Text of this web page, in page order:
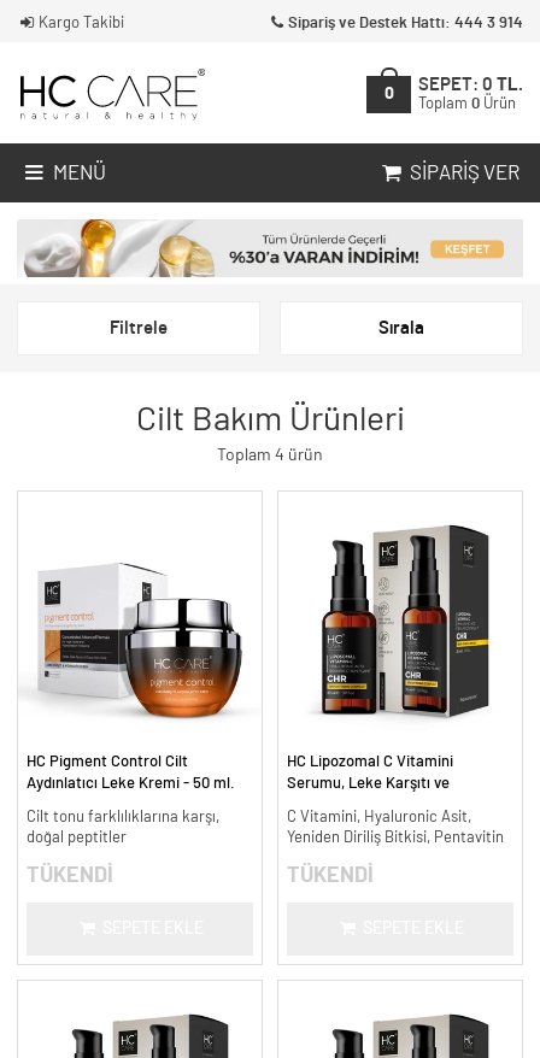
Kargo Takibi Sipariş ve Destek Hattı: 444 3 914
0
SEPET: 0 TL.
Toplam 0 Ürün
MENÜ SIPARIŞ VER
Filtrele Sırala
Cilt Bakım Ürünleri
Toplam 4 ürün
HC Pigment Control Cilt
Aydınlatıcı Leke Kremi - 50 ml.
Cilt tonu farklılıklarına karşı,
doğal peptitler
TÜKENDİ
HC Lipozomal C Vitamini
Serumu, Leke Karşıtı ve
C Vitamini, Hyaluronic Asit,
Yeniden Diriliş Bitkisi, Pentavitin
TÜKENDİ